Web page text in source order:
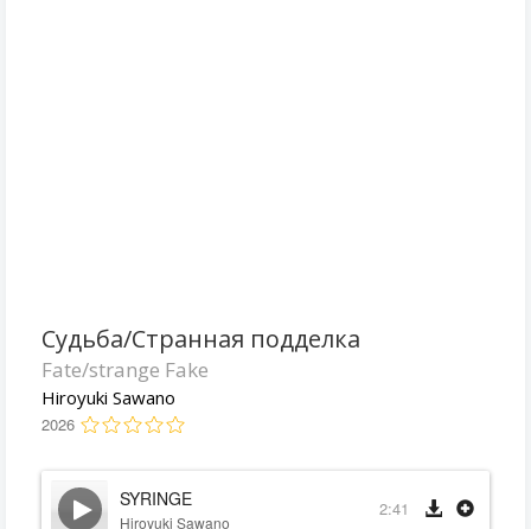
Судьба/Странная подделка
Fate/strange Fake
Hiroyuki Sawano
2026
SYRINGE
Hiroyuki Sawano
2:41